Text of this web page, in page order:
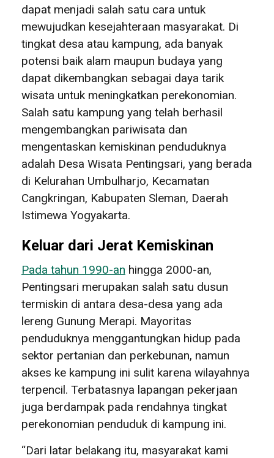
dapat menjadi salah satu cara untuk
mewujudkan kesejahteraan masyarakat. Di
tingkat desa atau kampung, ada banyak
potensi baik alam maupun budaya yang
dapat dikembangkan sebagai daya tarik
wisata untuk meningkatkan perekonomian.
Salah satu kampung yang telah berhasil
mengembangkan pariwisata dan
mengentaskan kemiskinan penduduknya
adalah Desa Wisata Pentingsari, yang berada
di Kelurahan Umbulharjo, Kecamatan
Cangkringan, Kabupaten Sleman, Daerah
Istimewa Yogyakarta.
Keluar dari Jerat Kemiskinan
Pada tahun 1990-an hingga 2000-an,
Pentingsari merupakan salah satu dusun
termiskin di antara desa-desa yang ada
lereng Gunung Merapi. Mayoritas
penduduknya menggantungkan hidup pada
sektor pertanian dan perkebunan, namun
akses ke kampung ini sulit karena wilayahnya
terpencil. Terbatasnya lapangan pekerjaan
juga berdampak pada rendahnya tingkat
perekonomian penduduk di kampung ini.
“Dari latar belakang itu, masyarakat kami